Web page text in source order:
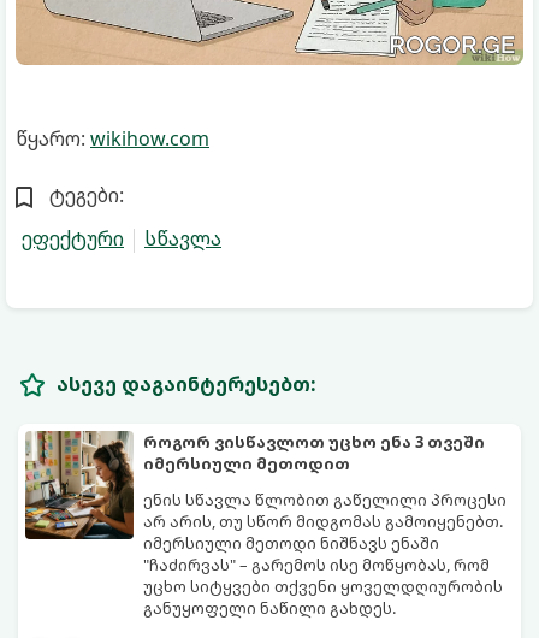
წყარო: wikihow.com
ტეგები:
ეფექტური
სწავლა
ასევე დაგაინტერესებთ:
როგორ ვისწავლოთ უცხო ენა 3 თვეში
იმერსიული მეთოდით
ენის სწავლა წლობით გაწელილი პროცესი
არ არის, თუ სწორ მიდგომას გამოიყენებთ.
იმერსიული მეთოდი ნიშნავს ენაში
"ჩაძირვას" – გარემოს ისე მოწყობას, რომ
უცხო სიტყვები თქვენი ყოველდღიურობის
განუყოფელი ნაწილი გახდეს.